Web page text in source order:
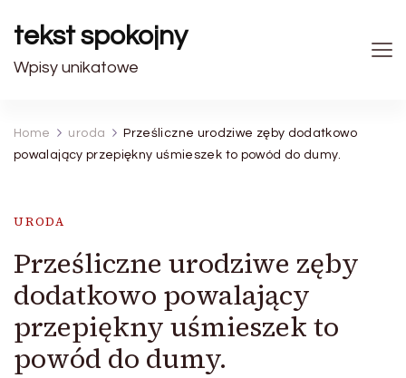
tekst spokojny
Wpisy unikatowe
Home uroda
Prześliczne urodziwe zęby dodatkowo
powalający przepiękny uśmieszek to powód do dumy.
URODA
Prześliczne urodziwe zęby
dodatkowo powalający
przepiękny uśmieszek to
powód do dumy.